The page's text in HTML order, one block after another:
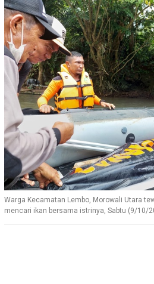
Warga Kecamatan Lembo, Morowali Utara
mencari ikan bersama istrinya, Sabtu (9/10/